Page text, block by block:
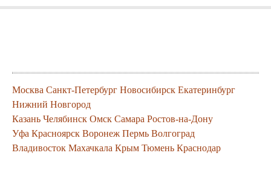
Москва Санкт-Петербург Новосибирск Екатеринбург
Нижний Новгород
Казань Челябинск Омск Самара Ростов-на-Дону
Уфа Красноярск Воронеж Пермь Волгоград
Владивосток Махачкала Крым Тюмень Краснодар